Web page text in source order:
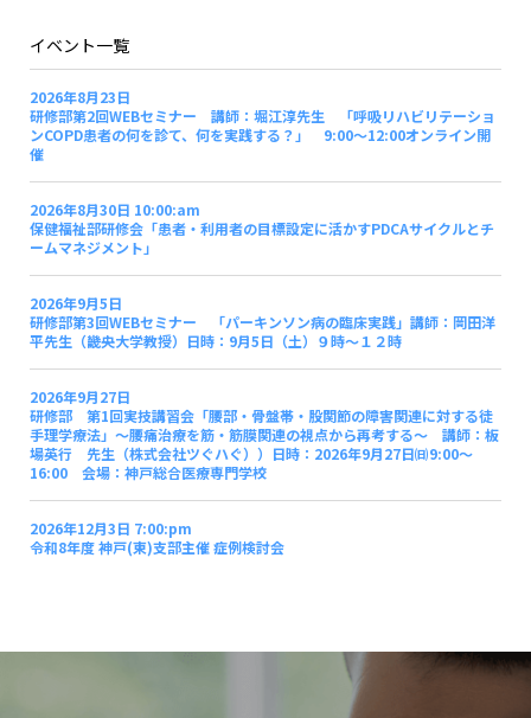
イベント一覧
2026年8月23日
研修部第2回WEBセミナー 講師：堀江淳先生 「呼吸リハビリテーショ
ンCOPD患者の何を診て、何を実践する？」 9:00～12:00オンライン開
催
2026年8月30日 10:00:am
保健福祉部研修会「患者・利用者の目標設定に活かすPDCAサイクルとチ
ームマネジメント」
2026年9月5日
研修部第3回WEBセミナー 「パーキンソン病の臨床実践」講師：岡田洋
平先生（畿央大学教授）日時：9月5日（土）９時～１２時
2026年9月27日
研修部 第1回実技講習会「腰部・骨盤帯・股関節の障害関連に対する徒
手理学療法」～腰痛治療を筋・筋膜関連の視点から再考する～ 講師：板
場英行 先生（株式会社ツぐハぐ））日時：2026年9月27日㈰9:00～
16:00 会場：神戸総合医療専門学校
2026年12月3日 7:00:pm
令和8年度 神戸(東)支部主催 症例検討会